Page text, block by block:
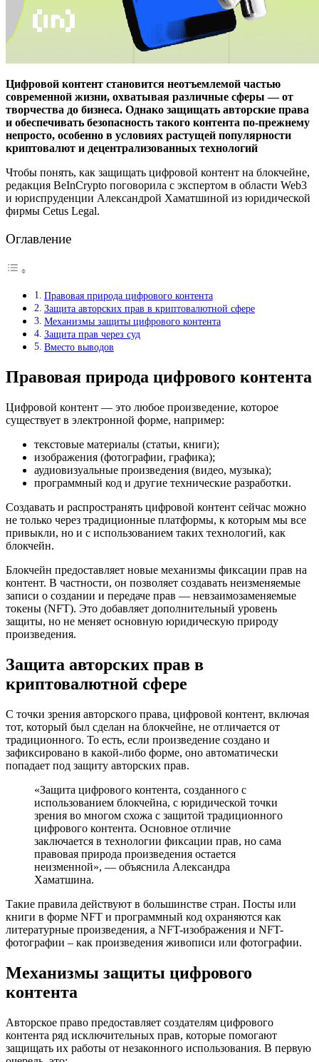
Цифровой контент становится неотъемлемой частью
современной жизни, охватывая различные сферы — от
творчества до бизнеса. Однако защищать авторские права
и обеспечивать безопасность такого контента по-прежнему
непросто, особенно в условиях растущей популярности
криптовалют и децентрализованных технологий
Чтобы понять, как защищать цифровой контент на блокчейне,
редакция BeInCrypto поговорила с экспертом в области Web3
и юриспруденции Александрой Хаматшиной из юридической
фирмы Cetus Legal.
Оглавление
Правовая природа цифрового контента
Защита авторских прав в криптовалютной сфере
Механизмы защиты цифрового контента
Защита прав через суд
Вместо выводов
Правовая природа цифрового контента
Цифровой контент — это любое произведение, которое
существует в электронной форме, например:
текстовые материалы (статьи, книги);
изображения (фотографии, графика);
аудиовизуальные произведения (видео, музыка);
программный код и другие технические разработки.
Создавать и распространять цифровой контент сейчас можно
не только через традиционные платформы, к которым мы все
привыкли, но и с использованием таких технологий, как
блокчейн.
Блокчейн предоставляет новые механизмы фиксации прав на
контент. В частности, он позволяет создавать неизменяемые
записи о создании и передаче прав — невзаимозаменяемые
токены (NFT). Это добавляет дополнительный уровень
защиты, но не меняет основную юридическую природу
произведения.
Защита авторских прав в
криптовалютной сфере
С точки зрения авторского права, цифровой контент, включая
тот, который был сделан на блокчейне, не отличается от
традиционного. То есть, если произведение создано и
зафиксировано в какой-либо форме, оно автоматически
попадает под защиту авторских прав.
«Защита цифрового контента, созданного с
использованием блокчейна, с юридической точки
зрения во многом схожа с защитой традиционного
цифрового контента. Основное отличие
заключается в технологии фиксации прав, но сама
правовая природа произведения остается
неизменной», — объяснила Александра
Хаматшина.
Такие правила действуют в большинстве стран. Посты или
книги в форме NFT и программный код охраняются как
литературные произведения, а NFT-изображения и NFT-
фотографии – как произведения живописи или фотографии.
Механизмы защиты цифрового
контента
Авторское право предоставляет создателям цифрового
контента ряд исключительных прав, которые помогают
защищать их работы от незаконного использования. В первую